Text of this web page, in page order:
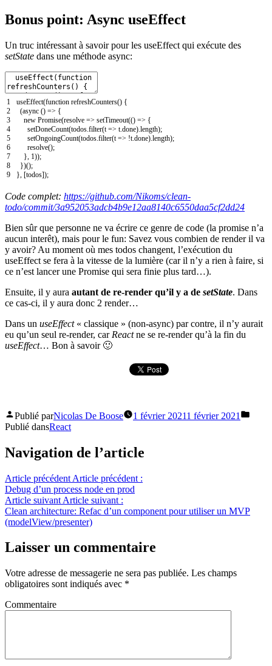
Bonus point: Async useEffect
Un truc intéressant à savoir pour les useEffect qui exécute des
setState dans une méthode async:
1
2
3
4
5
6
7
8
9
useEffect(function refreshCounters() {
(async () => {
new Promise(resolve => setTimeout(() => {
setDoneCount(todos filter(t => t done) length);
setOngoingCount(todos filter(t => !t done) length);
resolve();
} 1));
})();
} [todos]);
Code complet: https://github.com/Nikoms/clean-
todo/commit/3a952053adcb4b9e12aa8140c6550daa5cf2dd24
Bien sûr que personne ne va écrire ce genre de code (la promise n’a
aucun interêt), mais pour le fun: Savez vous combien de render il va
y avoir? Au moment où mes todos changent, l’exécution du
useEffect se fera à la vitesse de la lumière (car il n’y a rien à faire, si
ce n’est lancer une Promise qui sera finie plus tard…).
Ensuite, il y aura autant de re-render qu’il y a de setState. Dans
ce cas-ci, il y aura donc 2 render…
Dans un useEffect « classique » (non-async) par contre, il n’y aurait
eu qu’un seul re-render, car Reactne se re-render qu’à la fin du
useEffect… Bon à savoir 🙂
Publié parNicolas De Boose 1 février 20211 février 2021
Publié dansReact
Navigation de l’article
Article précédent Article précédent :
Debug d’un process node en prod
Article suivant Article suivant :
Clean architecture: Refac d’un component pour utiliser un MVP
(modelView/presenter)
Laisser un commentaire
Votre adresse de messagerie ne sera pas publiée. Les champs
obligatoires sont indiqués avec *
Commentaire